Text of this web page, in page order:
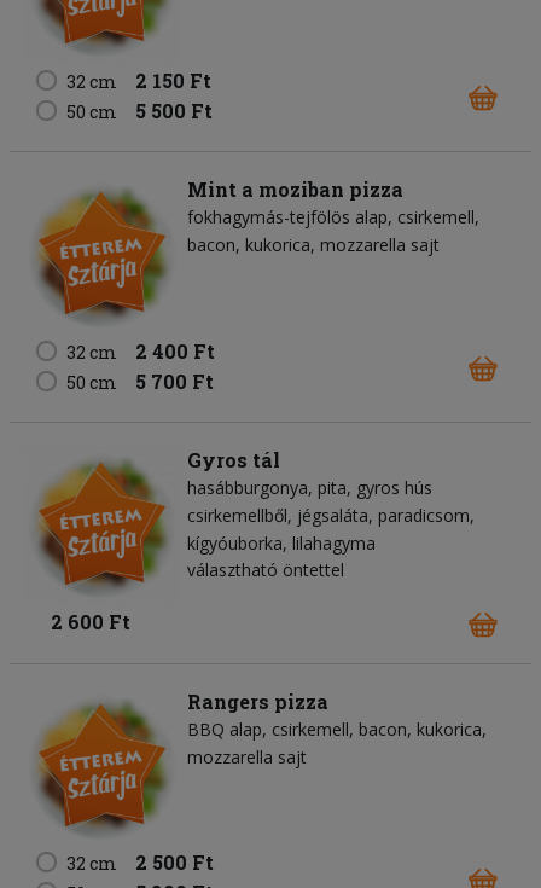
32 cm 2 150 Ft
50 cm 5 500 Ft
Mint a moziban pizza
fokhagymás-tejfölös alap csirkemell
bacon kukorica mozzarella sajt
32 cm 2 400 Ft
50 cm 5 700 Ft
Gyros tál
hasábburgonya pita gyros hús
csirkemellből jégsaláta paradicsom
kígyóuborka lilahagyma
választható öntettel
2 600 Ft
Rangers pizza
BBQ alap csirkemell bacon kukorica
mozzarella sajt
32 cm 2 500 Ft